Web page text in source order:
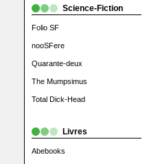
Science-Fiction
Folio SF
nooSFere
Quarante-deux
The Mumpsimus
Total Dick-Head
Livres
Abebooks